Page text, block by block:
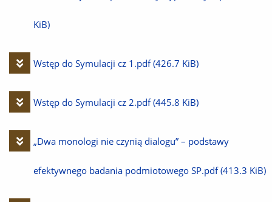
KiB)
Pobierz
Wstęp do Symulacji cz 1.pdf (426.7 KiB)
Pobierz
Wstęp do Symulacji cz 2.pdf (445.8 KiB)
Pobierz
plik
„Dwa monologi nie czynią dialogu” – podstawy
efektywnego badania podmiotowego SP.pdf (413.3 KiB)